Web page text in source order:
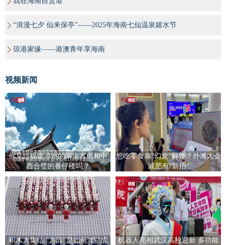
“浪漫七夕 仙来保亭”——2025年海南七仙温泉嬉水节
琼港家缘——港澳青年享海南
视频新闻
你见过福建漳州的闽南古厝和中
西合璧的番仔楼吗？
想吃零食靠“幻觉”解馋？外滩大会
减肥有“新招”
积木大集结 “方阵”是如何“炼”成
机器人亮相武汉高校迎新 多功能